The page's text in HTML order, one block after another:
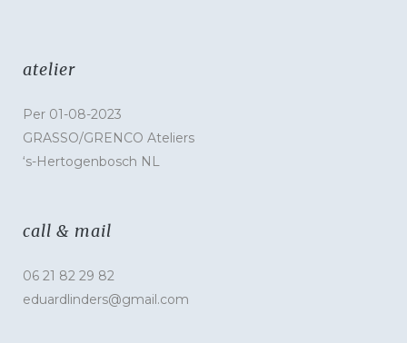
atelier
Per 01-08-2023
GRASSO/GRENCO Ateliers
‘s-Hertogenbosch NL
call & mail
06 21 82 29 82
eduardlinders@gmail.com